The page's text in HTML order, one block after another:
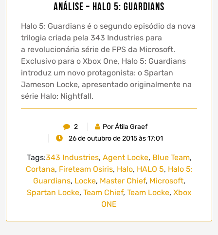
Análise – Halo 5: Guardians
Halo 5: Guardians é o segundo episódio da nova
trilogia criada pela 343 Industries para
a revolucionária série de FPS da Microsoft.
Exclusivo para o Xbox One, Halo 5: Guardians
introduz um novo protagonista: o Spartan
Jameson Locke, apresentado originalmente na
série Halo: Nightfall.
2
Por Átila Graef
26 de outubro de 2015 às 17:01
Tags:343 Industries, Agent Locke, Blue Team,
Cortana, Fireteam Osiris, Halo, HALO 5, Halo 5:
Guardians, Locke, Master Chief, Microsoft,
Spartan Locke, Team Chief, Team Locke, Xbox
ONE